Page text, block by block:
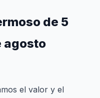
de 5
agosto
el valor y el